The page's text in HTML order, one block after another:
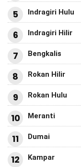
5 Indragiri Hulu
6 Indragiri Hilir
7 Bengkalis
8 Rokan Hilir
9 Rokan Hulu
10 Meranti
11 Dumai
12 Kampar